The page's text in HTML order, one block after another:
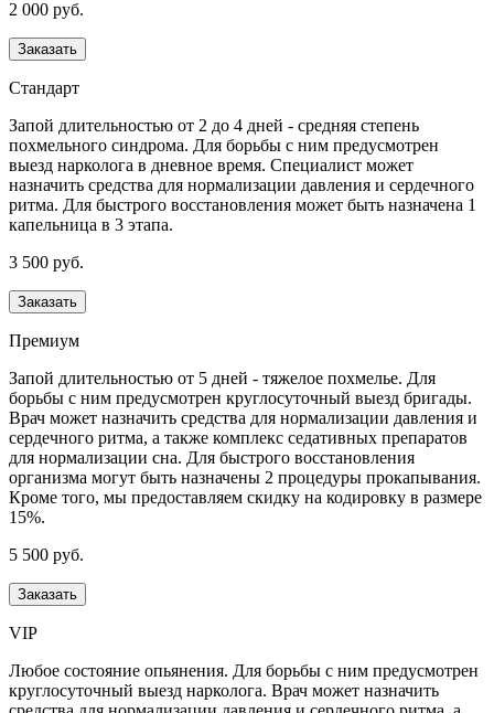
2 000 руб.
Заказать
Стандарт
Запой длительностью от 2 до 4 дней - средняя степень
похмельного синдрома. Для борьбы с ним предусмотрен
выезд нарколога в дневное время. Специалист может
назначить средства для нормализации давления и сердечного
ритма. Для быстрого восстановления может быть назначена 1
капельница в 3 этапа.
3 500 руб.
Заказать
Премиум
Запой длительностью от 5 дней - тяжелое похмелье. Для
борьбы с ним предусмотрен круглосуточный выезд бригады.
Врач может назначить средства для нормализации давления и
сердечного ритма, а также комплекс седативных препаратов
для нормализации сна. Для быстрого восстановления
организма могут быть назначены 2 процедуры прокапывания.
Кроме того, мы предоставляем скидку на кодировку в размере
15%.
5 500 руб.
Заказать
VIP
Любое состояние опьянения. Для борьбы с ним предусмотрен
круглосуточный выезд нарколога. Врач может назначить